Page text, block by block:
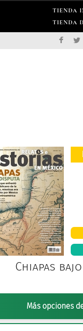
TIENDA
TIENDA
FOTO FIJA DE
Chiapas
Más opciones